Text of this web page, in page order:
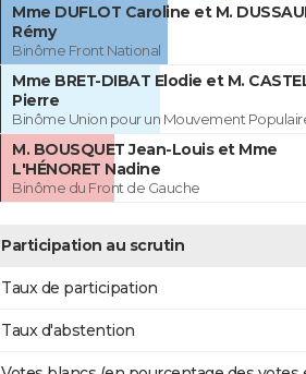
Mme DUFLOT Caroline et M.
Rémy
Binôme Front National
Mme BRET-DIBAT Elodie et M.
Pierre
Binôme Union pour un Mouvement
M. BOUSQUET Jean-Louis et Mme
L'HÉNORET Nadine
Binôme du Front de Gauche
Participation au scrutin
Taux de participation
Taux d'abstention